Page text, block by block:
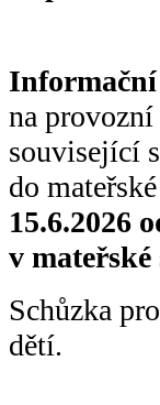
Informační
na
související
do
15.6.2026
v mateřské
Schůzka
dětí.